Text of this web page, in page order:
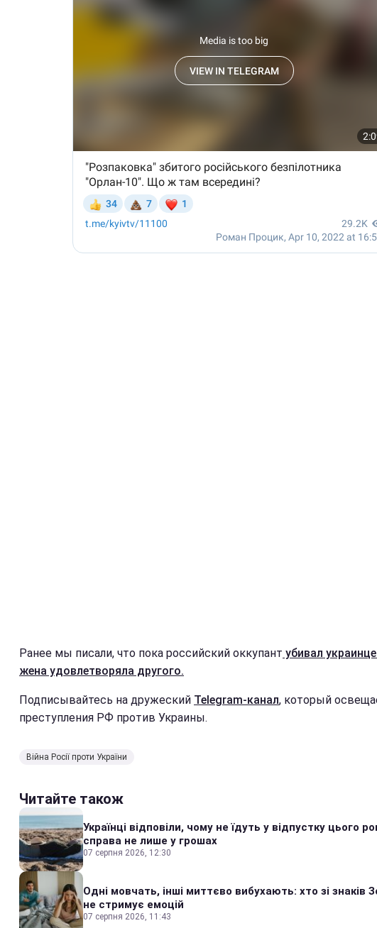
Ранее мы писали, что пока российский оккупант убивал
жена удовлетворяла другого.
Подписывайтесь на дружеский Telegram-канал, который
преступления РФ против Украины.
Війна Росії проти України
Читайте також
Українці відповіли, чому не їдуть у відпустку цього
справа не лише у грошах
07 серпня 2026, 12:30
Одні мовчать, інші миттєво вибухають: хто зі знаків
не стримує емоцій
07 серпня 2026, 11:43